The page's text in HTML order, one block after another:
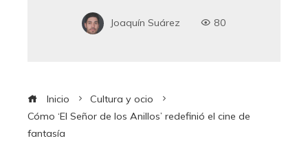
Joaquín Suárez 80
Inicio
Cultura y ocio
Cómo ‘El Señor de los Anillos’ redefinió el cine de
fantasía